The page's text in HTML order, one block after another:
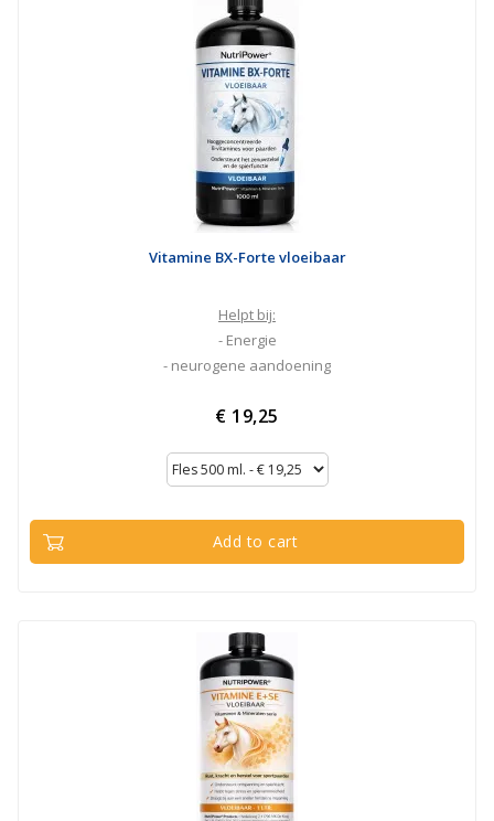
Vitamine BX-Forte vloeibaar
Helpt bij:
- Energie
- neurogene aandoening
€ 19,25
Add to cart